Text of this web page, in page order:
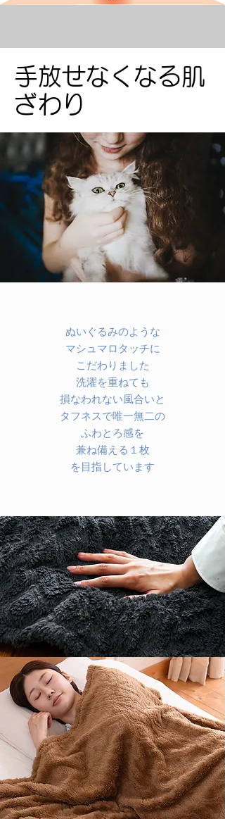
手放せなくなる肌
ざわり
ぬいぐるみのような
マシュマロタッチに
こだわりました
洗濯を重ねても
損なわれない風合いと
タフネスで唯一無二の
ふわとろ感を
兼ね備える１枚
​を目指しています